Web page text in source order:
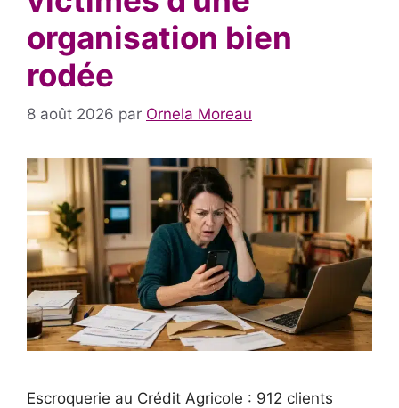
organisation bien
rodée
8 août 2026 par Ornela Moreau
Escroquerie au Crédit Agricole : 912 clients